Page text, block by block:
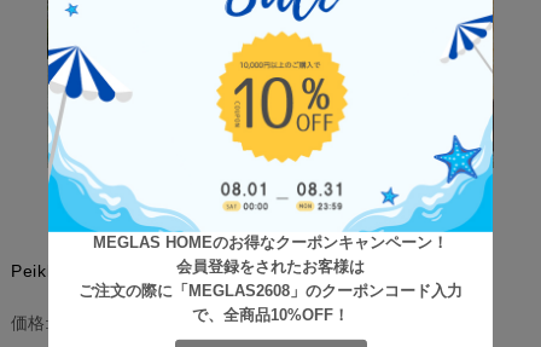
MEGLAS HOMEのお得なクーポンキャンペーン！
会員登録をされたお客様は
ご注文の際に「MEGLAS2608」のクーポンコード入力
で、全商品10%OFF！
Peikko（ペイッコ） 傘立て
価格: ¥7,400